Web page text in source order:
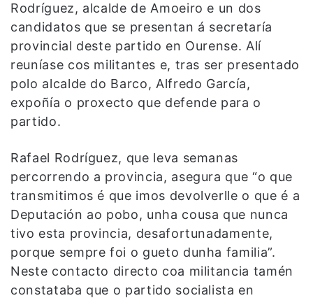
Rodríguez, alcalde de Amoeiro e un dos
candidatos que se presentan á secretaría
provincial deste partido en Ourense. Alí
reuníase cos militantes e, tras ser presentado
polo alcalde do Barco, Alfredo García,
expoñía o proxecto que defende para o
partido.
Rafael Rodríguez, que leva semanas
percorrendo a provincia, asegura que “o que
transmitimos é que imos devolverlle o que é a
Deputación ao pobo, unha cousa que nunca
tivo esta provincia, desafortunadamente,
porque sempre foi o gueto dunha familia”.
Neste contacto directo coa militancia tamén
constataba que o partido socialista en